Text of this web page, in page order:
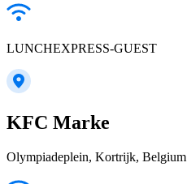
LUNCHEXPRESS-GUEST
KFC Marke
Olympiadeplein, Kortrijk, Belgium